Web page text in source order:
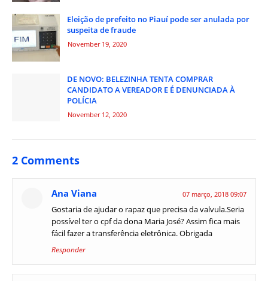
Eleição de prefeito no Piauí pode ser anulada por
suspeita de fraude
November 19, 2020
DE NOVO: BELEZINHA TENTA COMPRAR
CANDIDATO A VEREADOR E É DENUNCIADA À
POLÍCIA
November 12, 2020
2 Comments
Ana Viana 07 março, 2018 09:07
Gostaria de ajudar o rapaz que precisa da valvula.Seria
possível ter o cpf da dona Maria José? Assim fica mais
fácil fazer a transferência eletrônica. Obrigada
Responder